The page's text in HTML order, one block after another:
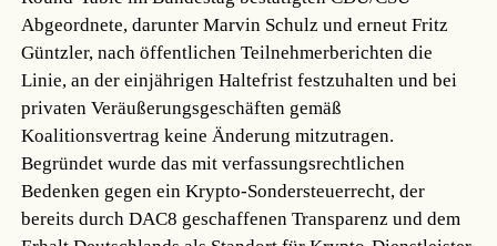
Abgeordnete, darunter Marvin Schulz und erneut Fritz
Güntzler, nach öffentlichen Teilnehmerberichten die
Linie, an der einjährigen Haltefrist festzuhalten und bei
privaten Veräußerungsgeschäften gemäß
Koalitionsvertrag keine Änderung mitzutragen.
Begründet wurde das mit verfassungsrechtlichen
Bedenken gegen ein Krypto-Sondersteuerrecht, der
bereits durch DAC8 geschaffenen Transparenz und dem